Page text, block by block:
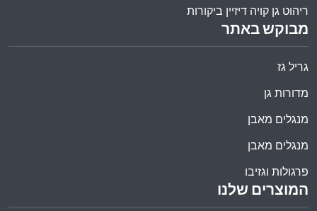
המוצרים שלנו
מבוקש באתר
גריל גז
מדורות גן
מנגלים מאבן
מנגלים מאבן
פרגולות וגזיבו
ריהוט גן קויה דיזיין ביקורות